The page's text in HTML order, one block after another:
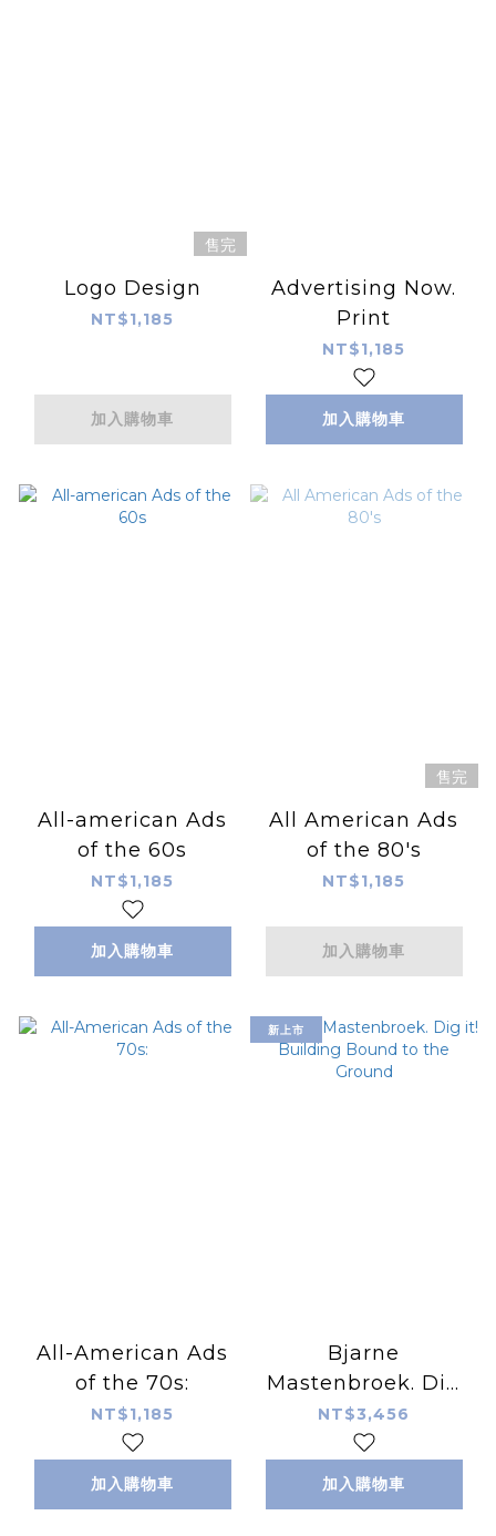
售完
Logo Design
NT$1,185
加入購物車
Advertising Now.
Print
NT$1,185
加入購物車
All-american Ads
of the 60s
NT$1,185
加入購物車
售完
All American Ads
of the 80's
NT$1,185
加入購物車
All-American Ads
of the 70s:
NT$1,185
加入購物車
新上市
Bjarne
Mastenbroek. Dig
it! Building Bound
to the Ground
NT$3,456
加入購物車